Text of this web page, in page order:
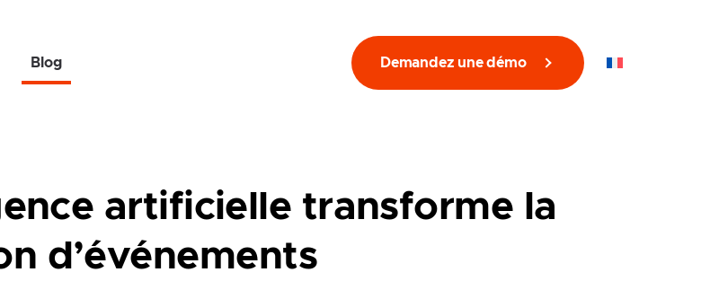
Blog Demandez une démo FR
artificielle transforme la
d’événements